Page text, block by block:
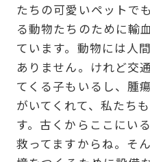
たちの可愛いペットで
る動物たちのために輸
ています。動物には人
ありません。けれど交
てくる子もいるし、腫
がいてくれて、私たち
す。古くからここにい
救ってますからね。そ